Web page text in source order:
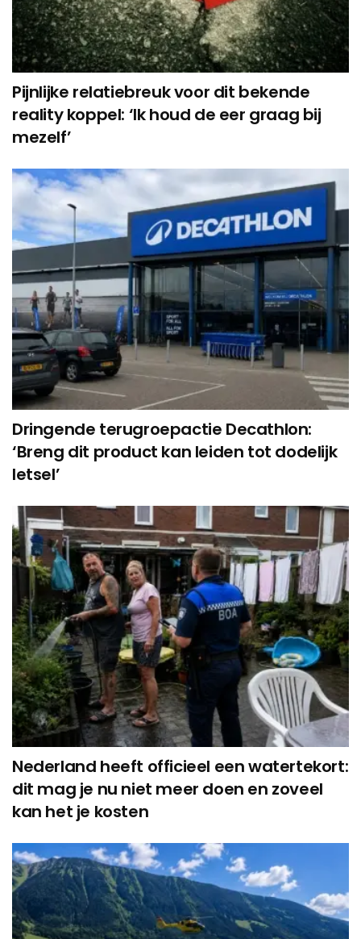
Pijnlijke relatiebreuk voor dit bekende
reality koppel: ‘Ik houd de eer graag bij
mezelf’
Dringende terugroepactie Decathlon:
‘Breng dit product kan leiden tot dodelijk
letsel’
Nederland heeft officieel een watertekort:
dit mag je nu niet meer doen en zoveel
kan het je kosten